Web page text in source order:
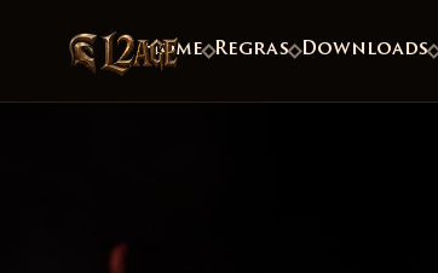
Home Regras Downloads